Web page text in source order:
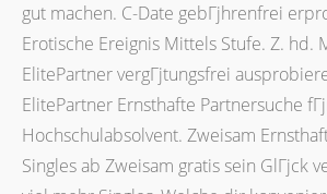
gut machen. C-Date gebГјhrenfrei
Erotische Ereignis Mittels Stufe. Z. hd.
ElitePartner vergГјtungsfrei
ElitePartner Ernsthafte Partnersuche
Hochschulabsolvent. Zweisam
Singles ab Zweisam gratis sein GlГјck